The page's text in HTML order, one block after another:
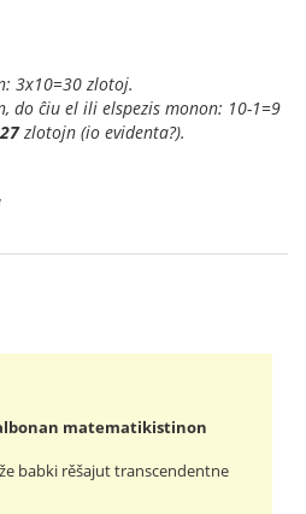
3x10=30 zlotoj.
do ĉiu el ili elspezis monon: 10-1=9
27zlotojn (io evidenta?).
matematikistinon
babki rěšajut transcendentne